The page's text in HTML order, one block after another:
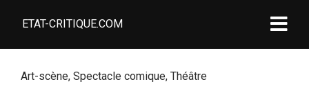
ETAT-CRITIQUE.COM
Art-scène, Spectacle comique, Théâtre